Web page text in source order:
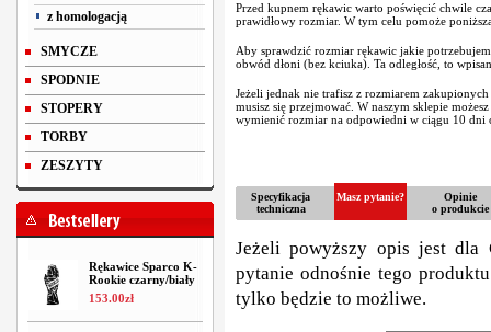
z homologacją
SMYCZE
SPODNIE
STOPERY
TORBY
ZESZYTY
Rękawice Sparco K-
Rookie czarny/biały
153.00zł
Przed kupnem rękawic warto poświęcić chwile
prawidłowy rozmiar. W tym celu pomoże
Aby sprawdzić rozmiar rękawic jakie
obwód dłoni (bez kciuka). Ta odległość, to
Jeżeli jednak nie trafisz z rozmiarem
musisz się przejmować. W naszym sklepie
wymienić rozmiar na odpowiedni w ciągu 10 dni
Specyfikacja
techniczna
Masz pytanie?
Opinie
o produkcie
Jeżeli powyższy opis jest dla
pytanie odnośnie tego
tylko będzie to możliwe.